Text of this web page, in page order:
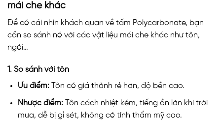
mái che khác
Để có cái nhìn khách quan về tấm Polycarbonate, bạn
cần so sánh nó với các vật liệu mái che khác như tôn,
ngói…
1. So sánh với tôn
Ưu điểm:Tôn có giá thành rẻ hơn, độ bền cao.
Nhược điểm:Tôn cách nhiệt kém, tiếng ồn lớn khi trời
mưa, dễ bị gỉ sét, không có tính thẩm mỹ cao.